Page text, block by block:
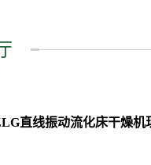
直线振动流化床干燥机